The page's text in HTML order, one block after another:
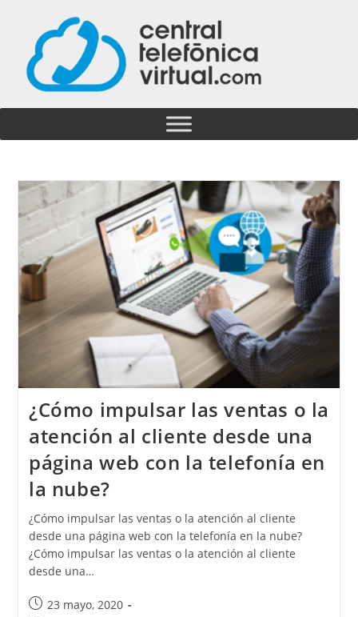
¿Cómo impulsar las ventas o la
atención al cliente desde una
página web con la telefonía en
la nube?
¿Cómo impulsar las ventas o la atención al cliente
desde una página web con la telefonía en la nube?
¿Cómo impulsar las ventas o la atención al cliente
desde una…
23 mayo, 2020